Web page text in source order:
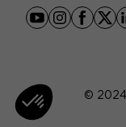
youtube
instagram
x
© 2024